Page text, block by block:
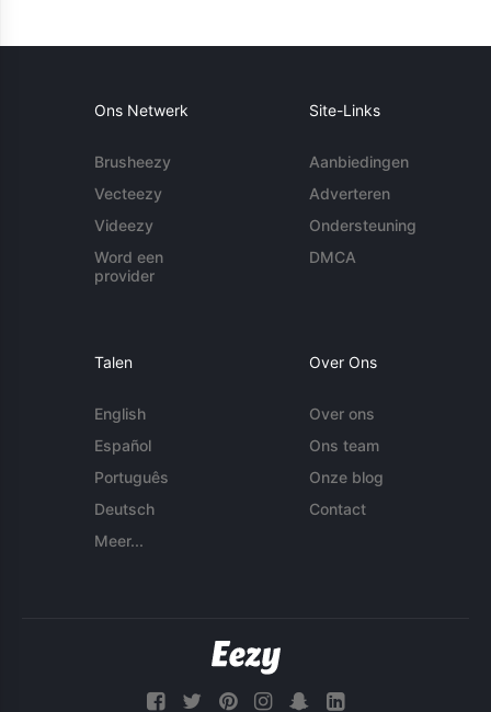
Ons Netwerk
Brusheezy
Vecteezy
Videezy
Word een
provider
Site-Links
Aanbiedingen
Adverteren
Ondersteuning
DMCA
Talen
English
Español
Português
Deutsch
Meer...
Over Ons
Over ons
Ons team
Onze blog
Contact